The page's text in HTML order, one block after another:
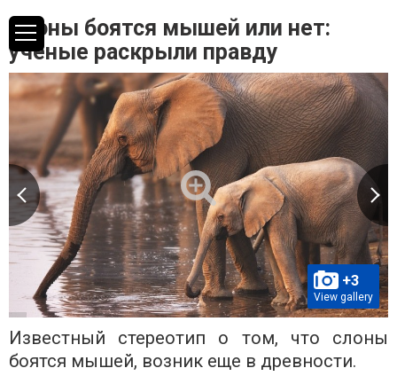
Слоны боятся мышей или нет:
ученые раскрыли правду
+3
View gallery
Известный стереотип о том, что слоны
боятся мышей, возник еще в древности.